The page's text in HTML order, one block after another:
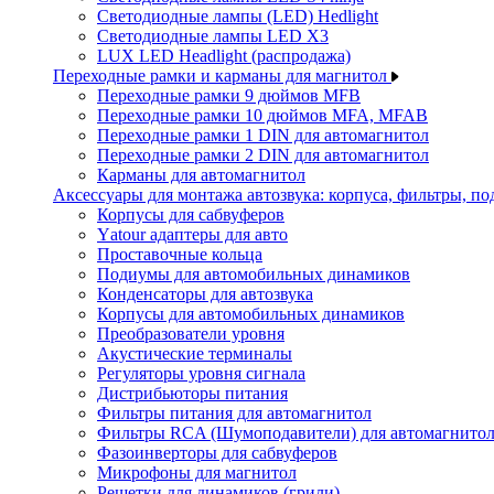
Светодиодные лампы (LED) Hedlight
Светодиодные лампы LED X3
LUX LED Headlight (распродажа)
Переходные рамки и карманы для магнитол
Переходные рамки 9 дюймов MFB
Переходные рамки 10 дюймов MFA, MFAB
Переходные рамки 1 DIN для автомагнитол
Переходные рамки 2 DIN для автомагнитол
Карманы для автомагнитол
Аксессуары для монтажа автозвука: корпуса, фильтры,
Корпусы для сабвуферов
Yаtour адаптеры для авто
Проставочные кольца
Подиумы для автомобильных динамиков
Конденсаторы для автозвука
Корпусы для автомобильных динамиков
Преобразователи уровня
Акустические терминалы
Регуляторы уровня сигнала
Дистрибьюторы питания
Фильтры питания для автомагнитол
Фильтры RCA (Шумоподавители) для автомагнитол
Фазоинверторы для сабвуферов
Микрофоны для магнитол